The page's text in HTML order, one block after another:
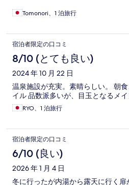
Tomonori、1 泊旅行
宿泊者限定の口コミ
8/10 (とても良い)
2024 年 10 月 22 日
温泉施設が充実。素晴らしい。 朝
イル 品数派多いが、目玉となるメイ
RYO、1 泊旅行
宿泊者限定の口コミ
6/10 (良い)
2026 年 1 月 4 日
冬に行ったが内湯から露天に行く扉